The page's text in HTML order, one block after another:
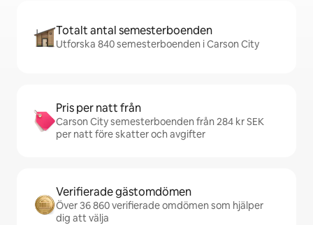
Totalt antal semesterboenden
Utforska 840 semesterboenden i Carson City
Pris per natt från
Carson City semesterboenden från 284 kr SEK
per natt före skatter och avgifter
Verifierade gästomdömen
Över 36 860 verifierade omdömen som hjälper
dig att välja